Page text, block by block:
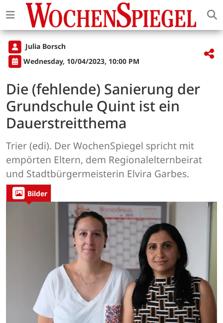
Julia Borsch
Wednesday, 10/04/2023, 10:00 PM
Die (fehlende) Sanierung der
Grundschule Quint ist ein
Dauerstreitthema
Trier (edi). Der WochenSpiegel spricht mit
empörten Eltern, dem Regionalelternbeirat
und Stadtbürgermeisterin Elvira Garbes.
Bilder